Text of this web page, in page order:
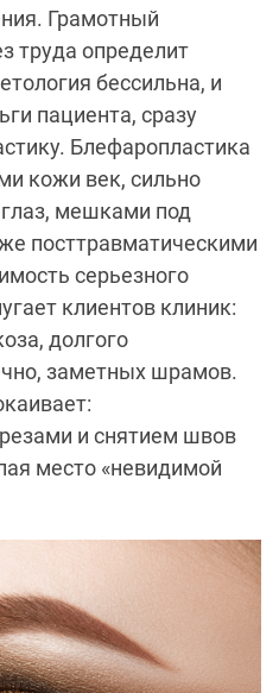
Грамотный
труда определит
бессильна, и
пациента, сразу
Блефаропластика
кожи век, сильно
мешками под
посттравматическими
серьезного
клиентов клиник:
долгого
заметных шрамов.
и снятием швов
место «невидимой